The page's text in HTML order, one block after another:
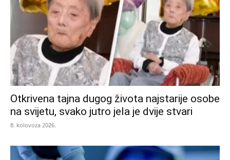
Otkrivena tajna dugog života najstarije osobe
na svijetu, svako jutro jela je dvije stvari
8. kolovoza 2026.